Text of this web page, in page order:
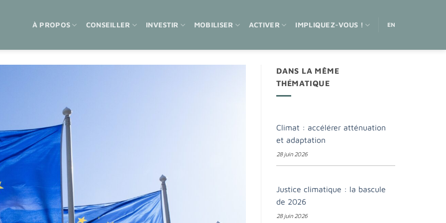
À PROPOS CONSEILLER INVESTIR MOBILISER ACTIVER IMPLIQUEZ-VOUS ! EN
DANS LA MÊME
THÉMATIQUE
Climat : accélérer atténuation
et adaptation
28 juin 2026
Justice climatique : la bascule
de 2026
28 juin 2026